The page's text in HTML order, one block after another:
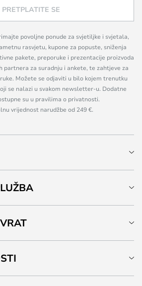
PRETPLATITE SE
povoljne ponude za svjetiljke i svjetala,
rasvjetu, kupone za popuste, sniženja
pakete, preporuke i prezentacije proizvoda
partnera za suradnju i ankete, te zahtjeve za
Možete se odjaviti u bilo kojem trenutku
se nalazi u svakom newsletter-u. Dodatne
su u pravilima o privatnosti.
vrijednost narudžbe od 249 €.